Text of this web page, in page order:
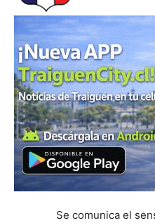
Se comunica el